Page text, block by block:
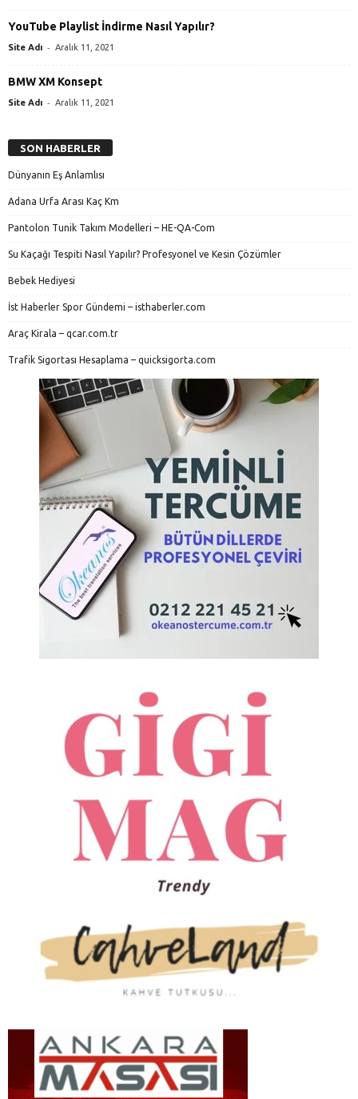
YouTube Playlist İndirme Nasıl Yapılır?
Site Adı - Aralık 11, 2021
BMW XM Konsept
Site Adı - Aralık 11, 2021
SON HABERLER
Dünyanın Eş Anlamlısı
Adana Urfa Arası Kaç Km
Pantolon Tunik Takım Modelleri – HE-QA-Com
Su Kaçağı Tespiti Nasıl Yapılır? Profesyonel ve Kesin Çözümler
Bebek Hediyesi
İst Haberler Spor Gündemi – isthaberler.com
Araç Kirala – qcar.com.tr
Trafik Sigortası Hesaplama – quicksigorta.com